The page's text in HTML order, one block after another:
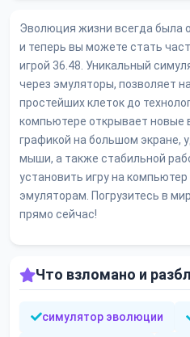
Эволюция жизни всегда была
и теперь вы можете стать
игрой 36.48. Уникальный
через эмуляторы, позволяет
простейших клеток до
компьютере открывает новые
графикой на большом экране,
мыши, а также стабильной
установить игру на
эмуляторам. Погрузитесь в
прямо сейчас!
Что взломано и
симулятор эволюции